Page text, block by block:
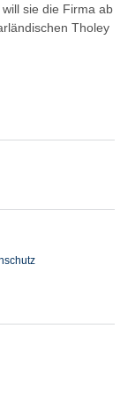
sie die Firma ab
Tholey